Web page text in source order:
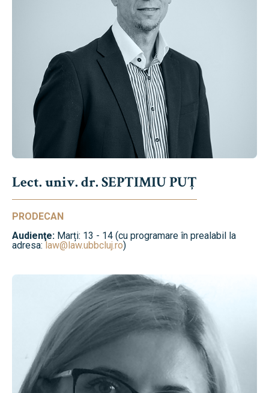
Lect. univ. dr. SEPTIMIU PUȚ
PRODECAN
Audienţe: Marți: 13 - 14 (cu programare în prealabil la
adresa:law@law.ubbcluj.ro)